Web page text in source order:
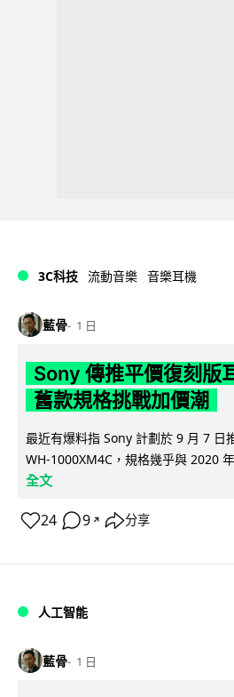
3C科技 流動音樂 音樂耳機
藍骨 1 日
Sony 傳推平價復刻
舊款規格挑戰加價潮
最近有爆料指 Sony 計劃於 9 月 7 日
WH-1000XM4C，規格幾乎與 2020
全文
24 9 ↗ 分享
人工智能
藍骨 1 日